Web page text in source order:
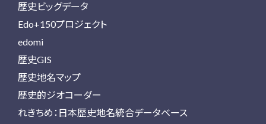
歴史ビッグデータ
Edo+150プロジェクト
edomi
歴史GIS
歴史地名マップ
歴史的ジオコーダー
れきちめ：日本歴史地名統合データベース